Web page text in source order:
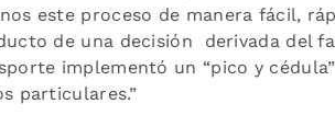
este proceso de manera fácil,
de una decisión derivada del
implementó un “pico y
particulares.”